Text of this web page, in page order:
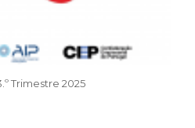
Trimestre 2025